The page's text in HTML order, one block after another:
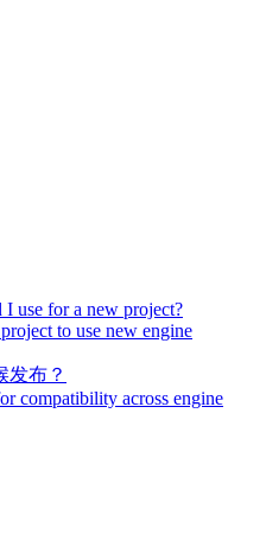
use for a new project?
to use new engine
发布？
compatibility across engine